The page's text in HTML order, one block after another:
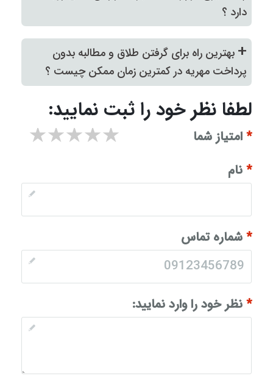
دارد ؟
+ بهترین راه برای گرفتن طلاق و مطالبه بدون
پرداخت مهریه در کمترین زمان ممکن چیست ؟
لطفا نظر خود را ثبت نمایید:
*امتیاز شما ۵ stars ۴ stars ۳ stars ۲ stars
*نام
*شماره تماس
*نظر خود را وارد نمایید: